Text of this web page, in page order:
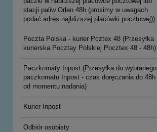
stacji paliw Orlen 48h (prosimy w uwagach
podać adres najbliższej placówki pocztowej))
Poczta Polska - kurier Pcztex 48(Przesyłka
kurierska Pocztay Polskiej Pocztex 48 - 48h)
Paczkomaty Inpost(Przesyłka do wybranego
paczkomatu Inpost - czas doręczania do 48h
od momentu nadania)
Kurier Inpost
Odbiór osobisty